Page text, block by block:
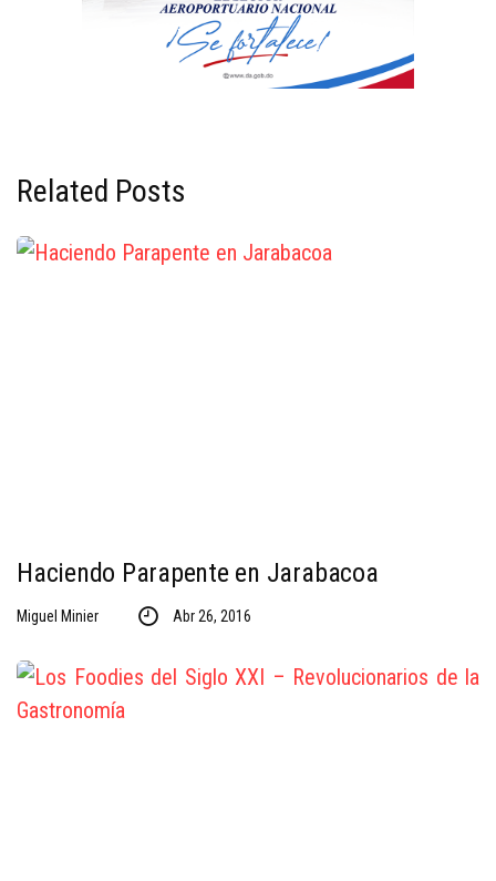
Related Posts
Haciendo Parapente en Jarabacoa
Miguel Minier Abr 26, 2016